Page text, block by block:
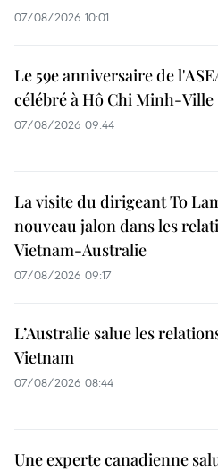
07/08/2026 10:01
Le 59e anniversaire de
célébré à Hô Chi Minh-Ville
07/08/2026 09:44
La visite du dirigeant To
nouveau jalon dans les
Vietnam-Australie
07/08/2026 09:17
L’Australie salue les
Vietnam
07/08/2026 08:44
Une experte canadienne